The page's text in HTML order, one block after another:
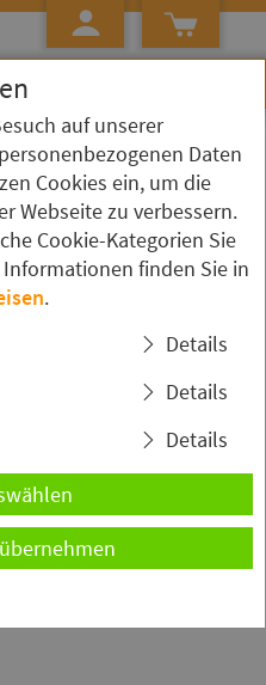
mit
Sie auf jedes Seminar
Seminar ist
Eine bereits erfolgte
Aktions-Anmeldung
Rabatt ist nicht mit
auf unserer
Daten
Cookies ein, um die
Webseite zu verbessern.
Cookie-Kategorien Sie
finden Sie in
.
Details
Details
Details